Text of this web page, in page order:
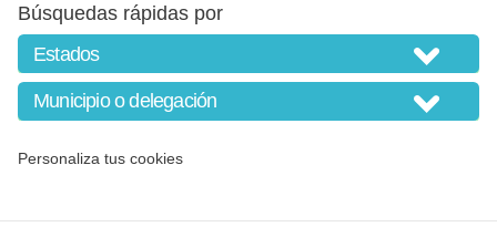
Búsquedas rápidas por
Personaliza tus cookies